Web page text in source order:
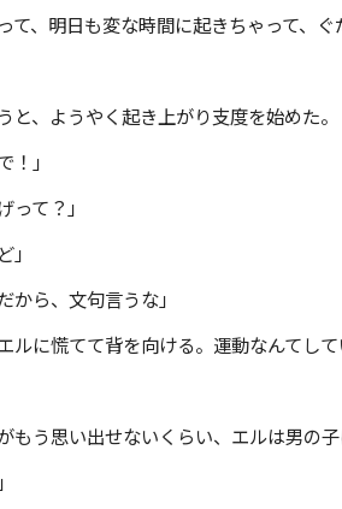
て、明日も変な時間に起きちゃって、
と、ようやく起き上がり支度を始めた。
！」
て？」
」
から、文句言うな」
ルに慌てて背を向ける。運動なんてし
もう思い出せないくらい、エルは男の子